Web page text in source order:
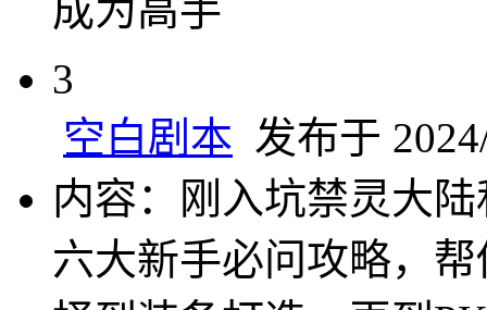
成为高手
3
空白剧本 发布于
内容：刚入坑禁灵大
六大新手必问攻略，